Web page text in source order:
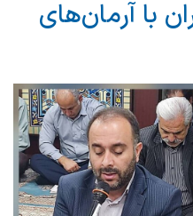
با آرمان‌های